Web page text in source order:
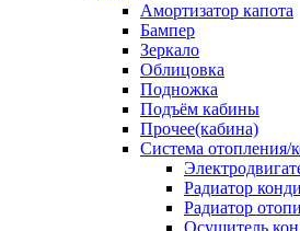
Амортизатор капота
Бампер
Зеркало
Облицовка
Подножка
Подъём кабины
Прочее(кабина)
Система отопления/
Радиатор
Радиатор